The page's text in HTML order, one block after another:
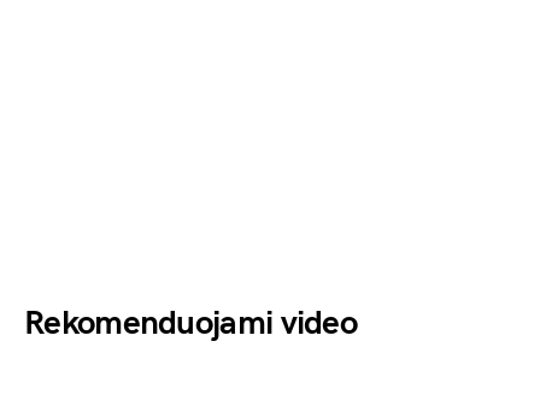
Rekomenduojami video